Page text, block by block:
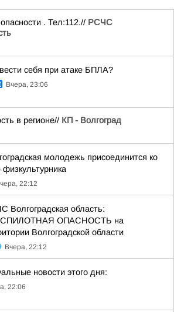
. Тел:112.// РСЧС
себя при атаке БПЛА?
Вчера, 23:06
в регионе// КП - Волгоград
молодежь присоединится ко
22:12
Волгоградская область:
ОПАСНОСТЬ на
Волгоградской области
Вчера, 22:12
новости этого дня:
22:06